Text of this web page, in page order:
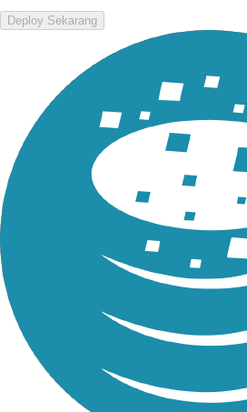
Deploy Sekarang